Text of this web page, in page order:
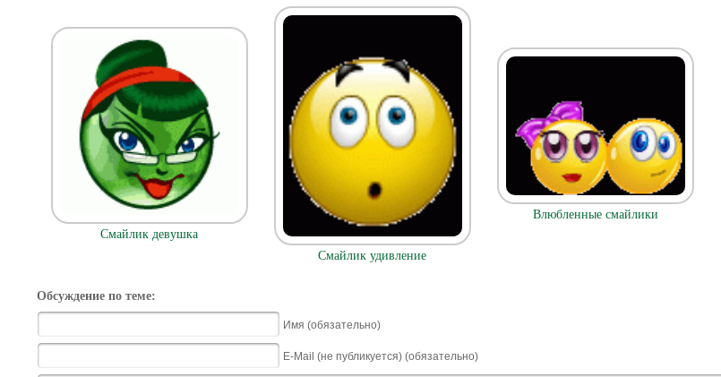
Смайлик девушка
Смайлик удивление
Влюбленные смайлики
Обсуждение по теме:
Имя (обязательно)
E-Mail (не публикуется) (обязательно)